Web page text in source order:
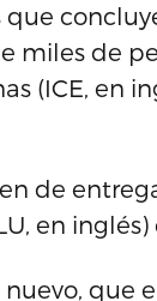
miles de
(ICE, en
de
en
que